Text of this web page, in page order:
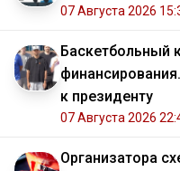
07 Августа 2026
Баскетбольный
к президенту
07 Августа 2026
Организатора